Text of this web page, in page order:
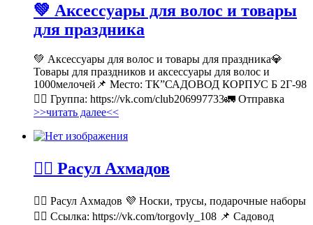
💚 Аксессуары для волос и товары
для праздника
💚 Аксессуары для волос и товары для праздника💎
Товары для праздников и аксессуары для волос и
1000мелочей📌 Место: ТК”САДОВОД КОРПУС Б 2Г-98
👉🏻 Группа: https://vk.com/club206997733🚛 Отправка
>>читать далее<<
💁‍♂ Расул Ахмадов
💁‍♂ Расул Ахмадов 💜 Носки, трусы, подарочные наборы
👉🏻 Ссылка: https://vk.com/torgovly_108 📌 Садовод